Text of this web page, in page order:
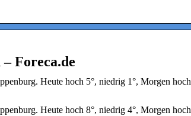
Foreca.de
Heute hoch 5°, niedrig 1°, Morgen hoch
Heute hoch 8°, niedrig 4°, Morgen hoch